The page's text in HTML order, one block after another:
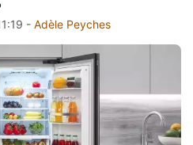
- Adèle Peyches